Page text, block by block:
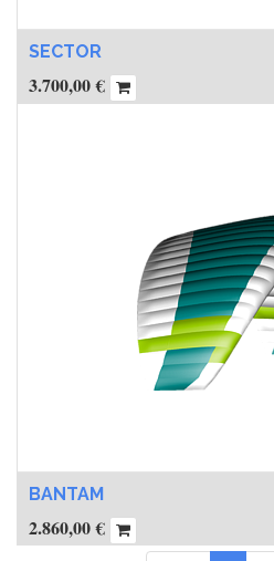
SECTOR
3.700,00€
BANTAM
2.860,00€